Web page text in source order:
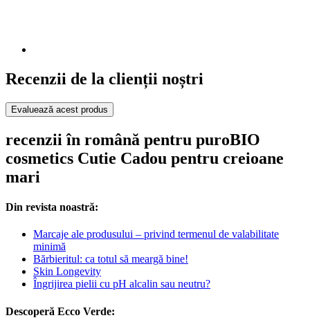
Recenzii de la clienții noștri
Evaluează acest produs
recenzii în română pentru puroBIO
cosmetics Cutie Cadou pentru creioane
mari
Din revista noastră:
Marcaje ale produsului – privind termenul de valabilitate
minimă
Bărbieritul: ca totul să meargă bine!
Skin Longevity
Îngrijirea pielii cu pH alcalin sau neutru?
Descoperă Ecco Verde: